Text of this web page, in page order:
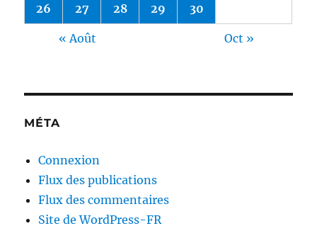
26 27 28 29 30
« Août Oct »
MÉTA
Connexion
Flux des publications
Flux des commentaires
Site de WordPress-FR